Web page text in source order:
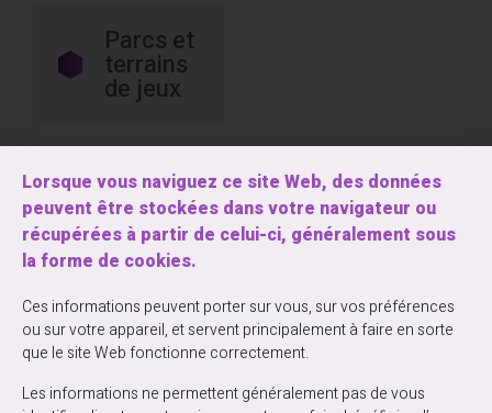
Parcs et
terrains
de jeux
Entrez votre courriel ci-dessous pour vous
Lorsque vous naviguez ce site Web, des données
peuvent être stockées dans votre navigateur ou
récupérées à partir de celui-ci, généralement sous
la forme de cookies.
Ces informations peuvent porter sur vous, sur vos préférences
ou sur votre appareil, et servent principalement à faire en sorte
que le site Web fonctionne correctement.
Les informations ne permettent généralement pas de vous